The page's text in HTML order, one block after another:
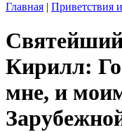
Главная | Приветствия
Кирилл:
мне, и